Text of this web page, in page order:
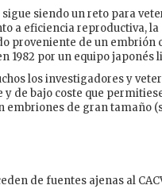
siendo un reto para
a eficiencia reproductiva,
proveniente de un
1982 por un equipo japonés
los investigadores y
de bajo coste que
embriones de gran tamaño
de fuentes ajenas al